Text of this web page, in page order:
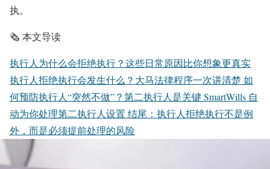
执。
🗞️ 本文导读
执行人为什么会拒绝执行？这些日常原因比你想象更真实
执行人拒绝执行会发生什么？大马法律程序一次讲清楚如
何预防执行人“突然不做”？第二执行人是关键SmartWills 自
动为你处理第二执行人设置 结尾：执行人拒绝执行不是例
外，而是必须提前处理的风险